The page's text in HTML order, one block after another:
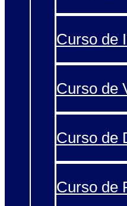
Curso de
Curso de
Curso de
Curso de